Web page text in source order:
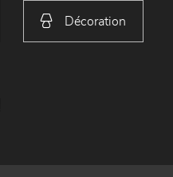
Décoration